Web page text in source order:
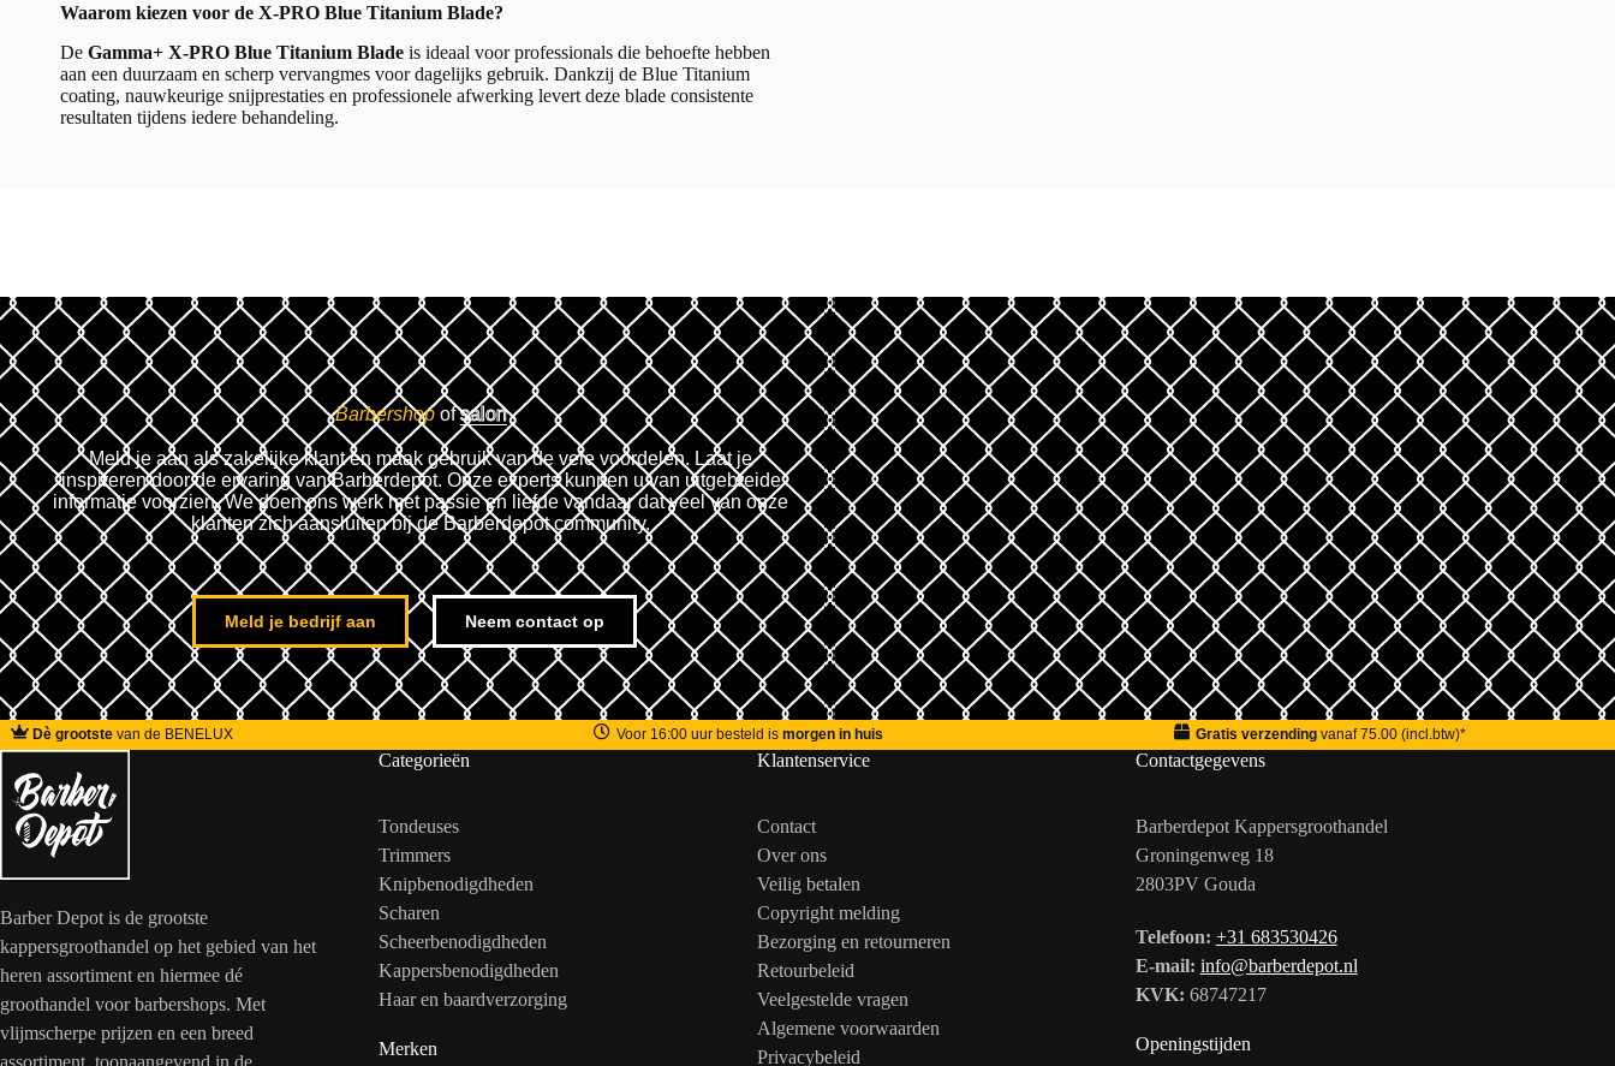
Waarom kiezen voor de X-PRO Blue Titanium Blade?
De Gamma+ X-PRO Blue Titanium Blade is ideaal voor professionals die behoefte hebben
aan een duurzaam en scherp vervangmes voor dagelijks gebruik. Dankzij de Blue Titanium
coating, nauwkeurige snijprestaties en professionele afwerking levert deze blade consistente
resultaten tijdens iedere behandeling.
Barbershop of salon
Meld je aan als zakelijke klant en maak gebruik van de vele voordelen. Laat je
inspireren door de ervaring van Barberdepot. Onze experts kunnen u van uitgebreide
informatie voorzien. We doen ons werk met passie en liefde vandaar dat veel van onze
klanten zich aansluiten bij de Barberdepot community.
Meld je bedrijf aan Neem contact op
Dè grootste van de BENELUX Voor 16:00 uur besteld ismorgen in huis Gratis verzendingvanaf 75.00 (incl.btw)*
Barber Depot is de grootste
kappersgroothandel op het gebied van het
heren assortiment en hiermee dé
groothandel voor barbershops. Met
vlijmscherpe prijzen en een breed
assortiment, toonaangevend in de
Categorieën
Tondeuses
Trimmers
Knipbenodigdheden
Scharen
Scheerbenodigdheden
Kappersbenodigdheden
Haar en baardverzorging
Merken
Klantenservice
Contact
Over ons
Veilig betalen
Copyright melding
Bezorging en retourneren
Retourbeleid
Veelgestelde vragen
Algemene voorwaarden
Privacybeleid
Contactgegevens
Barberdepot Kappersgroothandel
Groningenweg 18
2803PV Gouda
Telefoon: +31 683530426
E-mail: info@barberdepot.nl
KVK: 68747217
Openingstijden